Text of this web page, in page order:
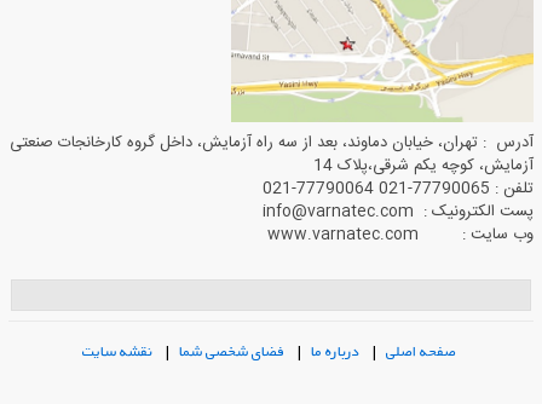
آدرس : تهران، خیابان دماوند، بعد از سه راه آزمایش، داخل گروه کارخانجات صنعتی
آزمایش، کوچه یکم شرقی،پلاک 14
تلفن : 77790065-021 77790064-021
پست الکترونیک : info@varnatec.com
وب سایت : www.varnatec.com
صفحه اصلی| درباره ما| فضای شخصی شما| نقشه سایت